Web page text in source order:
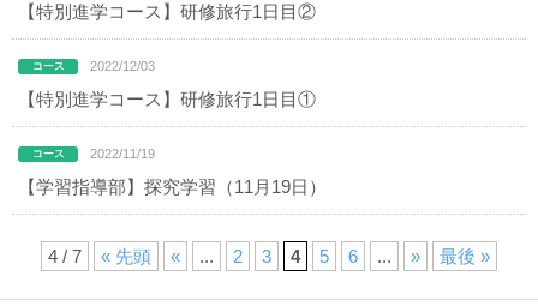
【特別進学コース】研修旅行1日目②
2022/12/03
【特別進学コース】研修旅行1日目①
2022/11/19
【学習指導部】探究学習（11月19日）
4 / 7 « 先頭 « ... 2 3 4 5 6 ... » 最後 »